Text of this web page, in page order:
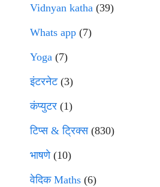
Vidnyan katha (39)
Whats app (7)
Yoga (7)
इंटरनेट(3)
कंप्युटर (1)
टिप्स & ट्रिक्स(830)
भाषणे(10)
वेदिक Maths (6)